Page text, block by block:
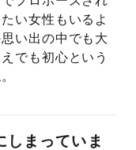
い女性もいるよ
い出の中でも大
でも初心という
しまっていま